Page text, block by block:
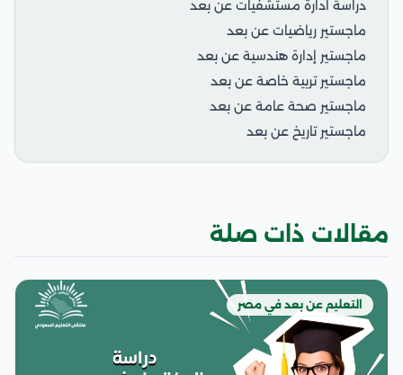
دراسة ادارة مستشفيات عن بعد
ماجستير رياضيات عن بعد
ماجستير إدارة هندسية عن بعد
ماجستير تربية خاصة عن بعد
ماجستير صحة عامة عن بعد
ماجستير تاريخ عن بعد
مقالات ذات صلة
التعليم عن بعد في مصر